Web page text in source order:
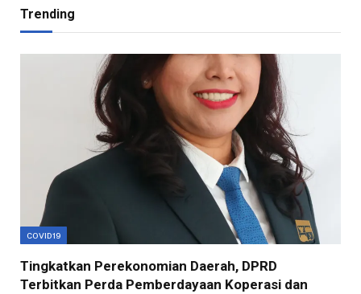
Trending
COVID19
Tingkatkan Perekonomian Daerah, DPRD
Terbitkan Perda Pemberdayaan Koperasi dan